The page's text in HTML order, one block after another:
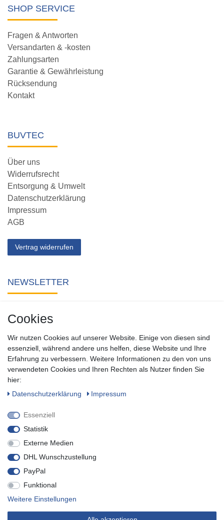
SHOP SERVICE
Fragen & Antworten
Versandarten & -kosten
Zahlungsarten
Garantie & Gewährleistung
Rücksendung
Kontakt
BUVTEC
Über uns
Widerrufsrecht
Entsorgung & Umwelt
Datenschutzerklärung
Impressum
AGB
Vertrag widerrufen
NEWSLETTER
Sie keine Neuigkeit oder Aktion aus unserem Shop.
Zum Newsletter anmelden
SOCIAL
Cookies
Wir nutzen Cookies auf unserer Website. Einige von diesen sind
essenziell, während andere uns helfen, diese Website und Ihre
Erfahrung zu verbessern. Weitere Informationen zu den von uns
verwendeten Cookies und Ihren Rechten als Nutzer finden Sie
hier:
Daten­schutz­erklärung
Impressum
Essenziell
Statistik
Externe Medien
DHL Wunschzustellung
PayPal
Funktional
Weitere Einstellungen